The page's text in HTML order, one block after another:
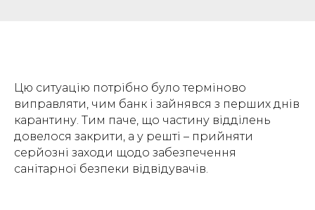
Цю ситуацію потрібно було терміново
виправляти, чим банк і зайнявся з перших днів
карантину. Тим паче, що частину відділень
довелося закрити, а у решті – прийняти
серйозні заходи щодо забезпечення
санітарної безпеки відвідувачів.